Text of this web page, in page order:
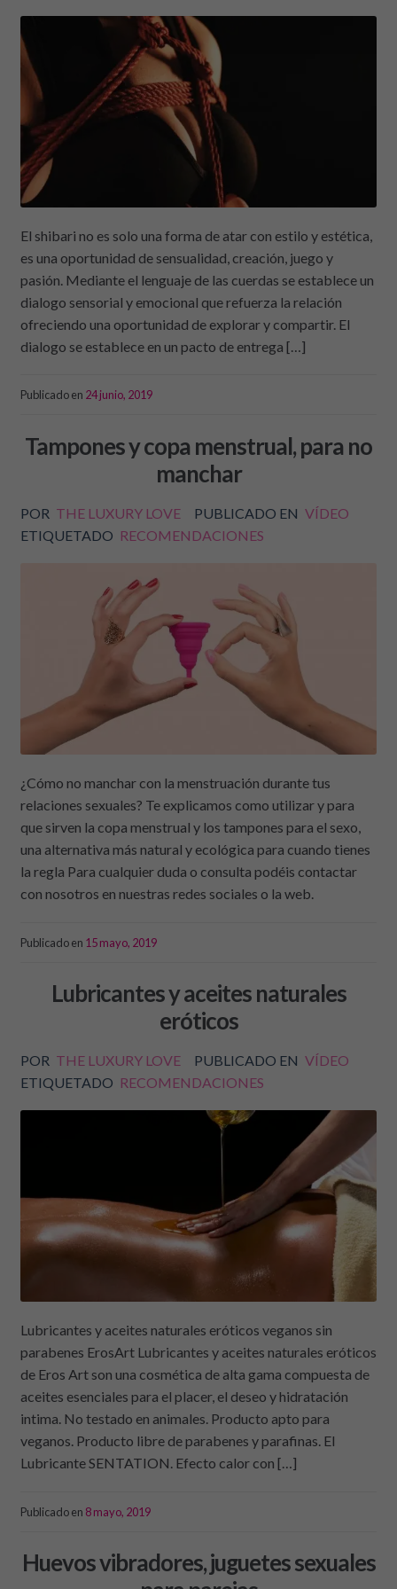
El shibari no es solo una forma de atar con estilo y estética,
es una oportunidad de sensualidad, creación, juego y
pasión. Mediante el lenguaje de las cuerdas se establece un
dialogo sensorial y emocional que refuerza la relación
ofreciendo una oportunidad de explorar y compartir. El
dialogo se establece en un pacto de entrega […]
Publicado en 24 junio, 2019
Tampones y copa menstrual, para no
manchar
POR THE LUXURY LOVE PUBLICADO EN VÍDEO
ETIQUETADO RECOMENDACIONES
¿Cómo no manchar con la menstruación durante tus
relaciones sexuales? Te explicamos como utilizar y para
que sirven la copa menstrual y los tampones para el sexo,
una alternativa más natural y ecológica para cuando tienes
la regla Para cualquier duda o consulta podéis contactar
con nosotros en nuestras redes sociales o la web.
Publicado en 15 mayo, 2019
Lubricantes y aceites naturales
eróticos
POR THE LUXURY LOVE PUBLICADO EN VÍDEO
ETIQUETADO RECOMENDACIONES
Lubricantes y aceites naturales eróticos veganos sin
parabenes ErosArt Lubricantes y aceites naturales eróticos
de Eros Art son una cosmética de alta gama compuesta de
aceites esenciales para el placer, el deseo y hidratación
intima. No testado en animales. Producto apto para
veganos. Producto libre de parabenes y parafinas. El
Lubricante SENTATION. Efecto calor con […]
Publicado en 8 mayo, 2019
Huevos vibradores, juguetes sexuales